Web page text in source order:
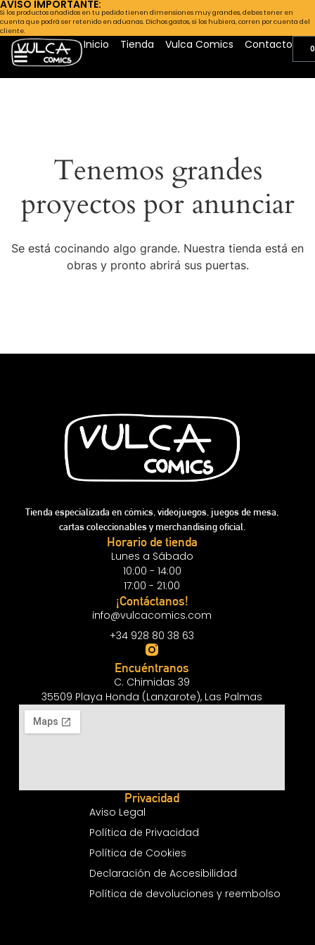
AVISO IMPORTANTE:
Si los productos añadidos en tu pedido tienen dimensiones muy grandes, debes tener en
cuenta que podrá ser retenido en aduanas. Dichos gastos, si los hubiera, corren por cuenta del
cliente.
Inicio Tienda Vulca Comics Contacto
Tenemos grandes
proyectos por anunciar
Se está cocinando algo grande. Nuestra tienda está en
obras y pronto abrirá sus puertas.
Tienda especializada en cómics, videojuegos, juegos de mesa,
cartas coleccionables y merchandising oficial.
Horario de tienda
Lunes a Sábado
10:00 - 14:00
17:00 - 21:00
¡Contáctanos!
info@vulcacomics.com
+34 928 80 38 63
Encuéntranos
C. Chimidas 39
35509 Playa Honda (Lanzarote), Las Palmas
Privacidad
Aviso Legal
Política de Privacidad
Política de Cookies
Declaración de Accesibilidad
Política de devoluciones y reembolso